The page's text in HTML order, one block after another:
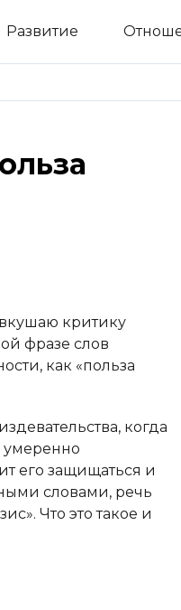
Развитие
критику
фразе слов
как «польза
когда
умеренно
его защищаться и
словами, речь
Что это такое и